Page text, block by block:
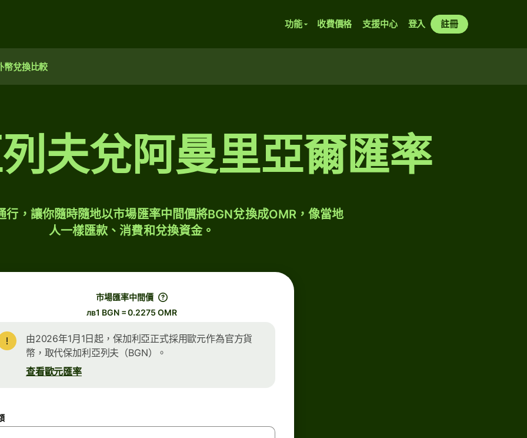
功能 收費價格 支援中心 登入 註冊
幣兌換比較
夫兌阿曼里亞爾匯率
行，讓你隨時隨地以市場匯率中間價將BGN兌換成OMR，像當地
人一樣匯款、消費和兌換資金。
市場匯率中間價
лв1 BGN = 0.2275 OMR
由2026年1月1日起，保加利亞正式採用歐元作為官方貨
幣，取代保加利亞列夫（BGN）。
查看歐元匯率